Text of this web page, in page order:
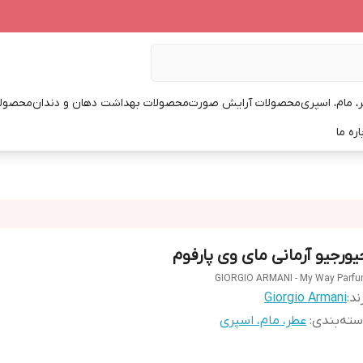
مام، اسپریمحصولات آرایش صورتمحصولات بهداشت دهان و دندان
ما
آرمانی مای وی پارفوم
GIORGIO ARMANI - My Way
Giorgio Armani
: عطر، مام، اسپری